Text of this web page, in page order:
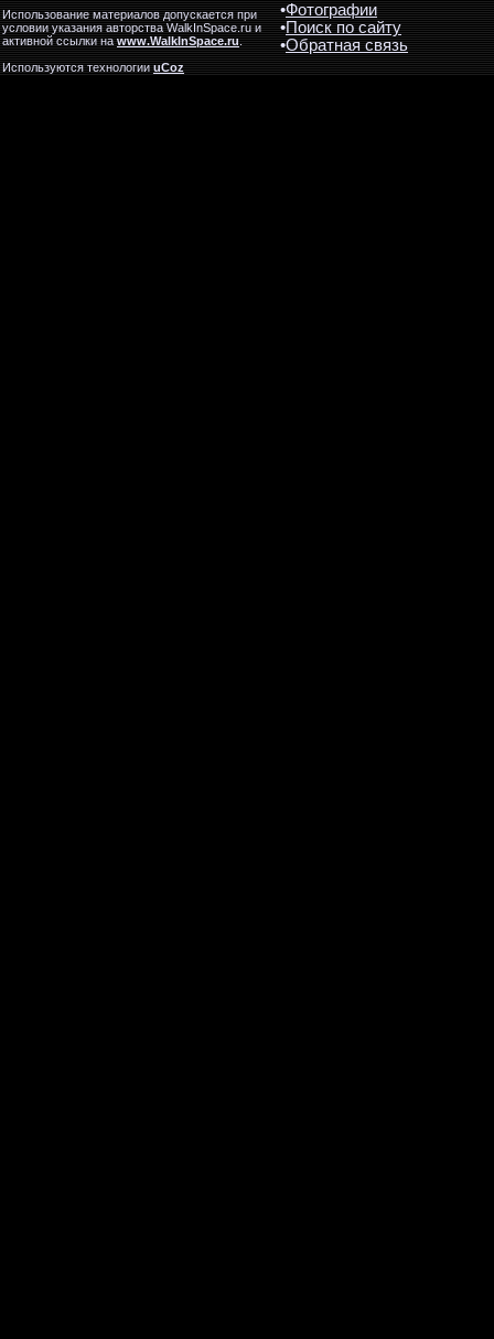
Использование материалов допускается при
условии указания авторства WalkInSpace.ru и
активной ссылки наwww.WalkInSpace.ru.
Используются технологииuCoz
•Фотографии
•Поиск по сайту
•Обратная связь